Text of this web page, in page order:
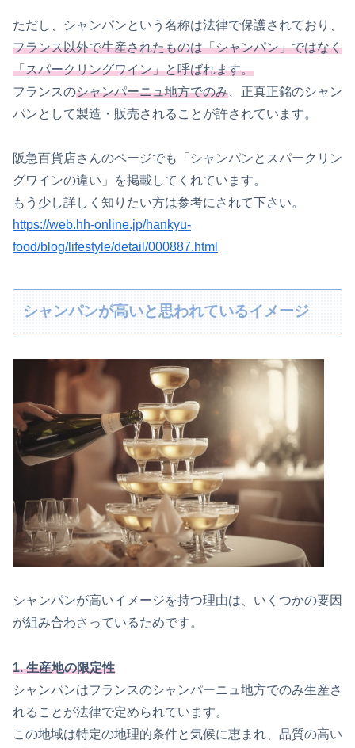
ただし、シャンパンという名称は法律で保護されており、
フランス以外で生産されたものは「シャンパン」ではなく
「スパークリングワイン」と呼ばれます。
フランスのシャンパーニュ地方でのみ 、正真正銘のシャン
パンとして製造・販売されることが許されています。
阪急百貨店さんのページでも「シャンパンとスパークリン
グワインの違い」を掲載してくれています。
もう少し詳しく知りたい方は参考にされて下さい。
https://web.hh-online.jp/hankyu-
food/blog/lifestyle/detail/000887.html
シャンパンが高いと思われているイメージ
シャンパンが高いイメージを持つ理由は、いくつかの要因
が組み合わさっているためです。
1. 生産地の限定性
シャンパンはフランスのシャンパーニュ地方でのみ生産さ
れることが法律で定められています。
この地域は特定の地理的条件と気候に恵まれ、品質の高い